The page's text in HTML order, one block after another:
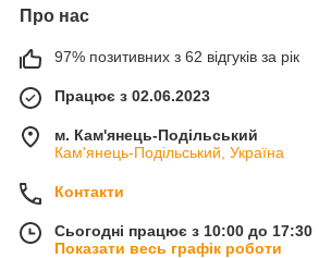
Про нас
97% позитивних з 62 відгуків за рік
Працює з 02.06.2023
м. Кам'янець-Подільський
Кам'янець-Подільський, Україна
Контакти
Сьогодні працює з 10:00 до 17:30
Показати весь графік роботи